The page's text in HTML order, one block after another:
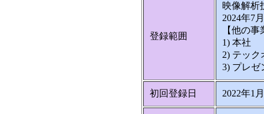
登録範囲
映像解析
2024年7
【他の
1) 本社
2) テック
3) プレゼ
初回登録日 2022年1